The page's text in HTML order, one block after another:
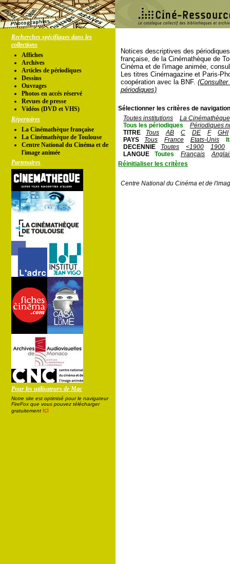
Recherches spécifiques dans les
collections
Affiches
Archives
Articles de périodiques
Dessins
Ouvrages
Photos en accés réservé
Revues de presse
Vidéos (DVD et VHS)
Répertoires
La Cinémathèque française
La Cinémathèque de Toulouse
Centre National du Cinéma et de
l'image animée
Partenaires
Pour les utilisateurs de Mac
Notre site est optimisé pour le navigateur
FireFox que vous pouvez télécharger
gratuitement ici
Notices descriptives des
française, de la Cinémathèque de
Cinéma et de l'image animée,
Les titres Cinémagazine et Paris-
coopération avec la BNF.
périodiques)
Sélectionner les critères de
Toutes institutions
La
Tous les périodiques
Périodiques
TITRE
Tous AB C DE F
GHI
PAYS
Tous France Etats-Unis
DECENNIE
Toutes <1900
1900
LANGUE
Toutes Français
Réinitialiser les critères
Centre National du Cinéma et de